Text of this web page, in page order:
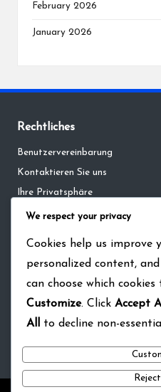
February 2026
January 2026
Rechtliches
Benutzervereinbarung
Kontaktieren Sie uns
Ihre Privatsphäre
Cookie-Richtlinie
Suche
We respect your privacy
Cookies help us improve
personalized content,
can choose which
Customize. Click Accept
All
to decline non-
Reject